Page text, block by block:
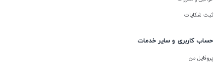
ثبت شکایات
حساب کاربری و سایر خدمات
پروفایل من